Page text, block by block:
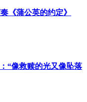
《蒲公英的约定》
“像救赎的光又像坠落